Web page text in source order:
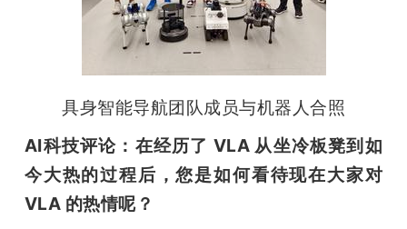
具身智能导航团队成员与机器人合照
AI科技评论：在经历了 VLA 从坐冷板凳到如
今大热的过程后，您是如何看待现在大家对
VLA 的热情呢？